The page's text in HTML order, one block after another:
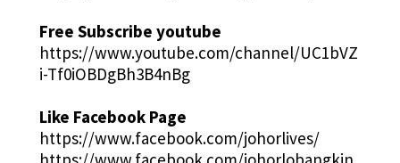
Free Subscribe youtube
https://www.youtube.com/channel/UC1bVZ
i-Tf0iOBDgBh3B4nBg
Like Facebook Page
https://www.facebook.com/johorlives/